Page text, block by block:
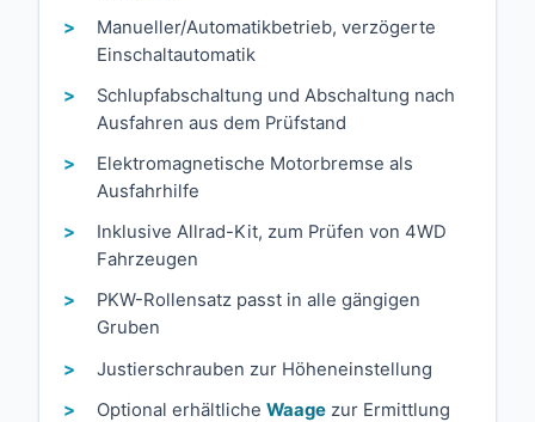
Manueller/Automatikbetrieb, verzögerte
Einschaltautomatik
Schlupfabschaltung und Abschaltung nach
Ausfahren aus dem Prüfstand
Elektromagnetische Motorbremse als
Ausfahrhilfe
Inklusive Allrad-Kit, zum Prüfen von 4WD
Fahrzeugen
PKW-Rollensatz passt in alle gängigen
Gruben
Justierschrauben zur Höheneinstellung
Optional erhältliche Waage zur Ermittlung